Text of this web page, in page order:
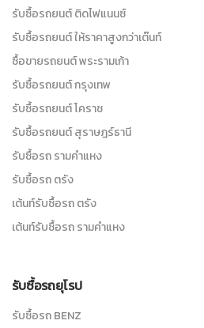
รับซื้อรถยนต์ ติดไฟแนนซ์
รับซื้อรถยนต์ ให้ราคาสูงกว่าเต๊นท์
ซื้อขายรถยนต์ พระรามเก้า
รับซื้อรถยนต์ กรุงเทพ
รับซื้อรถยนต์ โคราช
รับซื้อรถยนต์ สุราษฎร์ธานี
รับซื้อรถ รามคำแหง
รับซื้อรถ ตรัง
เต้นท์รับซื้อรถ ตรัง
เต้นท์รับซื้อรถ รามคำแหง
รับซื้อรถยุโรป
รับซื้อรถ BENZ